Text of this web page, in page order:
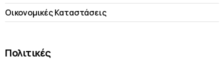
Οικονομικές Kαταστάσεις
Πολιτικές